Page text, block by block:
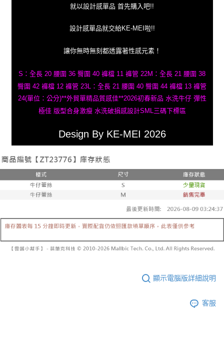
就以設計感單品 首先購入吧!!
設計感單品就交給KE-MEI啦!!
讓你無時無刻都透露著性感元素！
S：全長 20 腰圍 36 臀圍 40 褲檔 11 褲管 22M：全長 21 腰圍 38
臀圍 42 褲檔 12 褲管 23L：全長 21 腰圍 40 臀圍 44 褲檔 13 褲管
24(單位：公分)**外貿單精品質感佳**2026初春新品 水洗牛仔 彈性
極佳 版型合身激瘦 水洗破損感設計SML三碼下標區
Design By KE-MEI 2026
顯示電腦版詳細說明
客服